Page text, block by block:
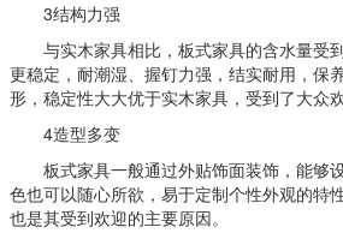
3结构力强
与实木家具相比，板式家具的含水量受
更稳定，耐潮湿、握钉力强，结实耐用，保
形，稳定性大大优于实木家具，受到了大众欢
4造型多变
板式家具一般通过外贴饰面装饰，能够
色也可以随心所欲，易于定制个性外观的特
也是其受到欢迎的主要原因。